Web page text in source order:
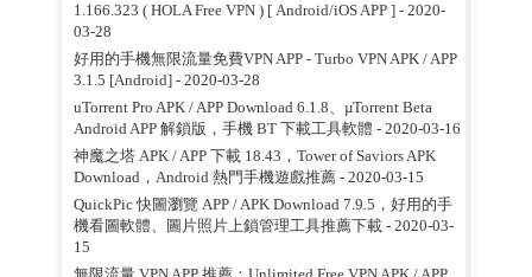
1.166.323 ( HOLA Free VPN ) [ Android/iOS APP ]- 2020-
03-28
好用的手機無限流量免費VPN APP - Turbo VPN APK / APP
3.1.5 [Android]- 2020-03-28
uTorrent Pro APK / APP Download 6.1.8、µTorrent Beta
Android APP 解鎖版，手機 BT 下載工具軟體 - 2020-03-16
神魔之塔 APK / APP 下載 18.43，Tower of Saviors APK
Download，Android 熱門手機遊戲推薦- 2020-03-15
QuickPic 快圖瀏覽 APP / APK Download 7.9.5，好用的手
機看圖軟體、圖片照片上鎖管理工具推薦下載- 2020-03-
15